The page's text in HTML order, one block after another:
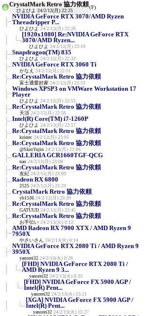
CrystalMark Retro 協力依頼
ひよひよ 24/2/12(月) 22:25
(F)
NVIDIA GeForce RTX 3070/AMD Ryzen
Threadripper P...
ひよひよ 24/2/12(月) 22:26
[1920x1080] Re:NVIDIA GeForce RTX
3070/AMD Ryzen...
ひよひよ 24/2/12(月) 23:19
Snapdragon(TM) 835
ひよひよ 24/2/12(月) 22:33
NVIDIA GeForce RTX 3060 Ti
かなえ 24/2/12(月) 22:51
Re:CrystalMark Retro 協力依頼
富士通愛好家 24/2/12(月) 22:53
Windows XPSP3 on VMWare Workstation 17
Player
ひよひよ 24/2/12(月) 22:55
Re:CrystalMark Retro 協力依頼
天頂 24/2/12(月) 22:56
Intel(R) Core(TM) i7-1260P
ひよひよ 24/2/12(月) 22:57
Re:CrystalMark Retro 協力依頼
koinec 24/2/12(月) 23:05
Re:CrystalMark Retro 協力依頼
@SkmYujin 24/2/12(月) 23:06
GALLERIA GCR1660TGF-QCG
nao 24/2/12(月) 23:08
Re:CrystalMark Retro 協力依頼
友紀 24/2/12(月) 23:09
Radeon RX 6800
2525 24/2/12(月) 23:29
CrystalMark Retro 協力依頼
yb1536 24/2/12(月) 23:39
Re:CrystalMark Retro 協力依頼
GATUUD 24/2/12(月) 23:45
Re:CrystalMark Retro 協力依頼
お手伝い 24/2/13(火) 0:12
AMD Radeon RX 7900 XTX / AMD Ryzen 9
7950X
やさいさん 24/2/13(火) 0:14
NVIDIA GeForce RTX 2080 Ti / AMD Ryzen 9
3950X
yanorei32 24/2/13(火) 0:28
[FHD] NVIDIA GeForce RTX 2080 Ti /
AMD Ryzen 9 3...
yanorei32 24/2/13(火) 0:33
[FHD] NVIDIA GeForce FX 5900 AGP /
Intel(R) Pent...
yanorei32 24/2/13(火) 15:21
[XGA] NVIDIA GeForce FX 5900 AGP /
Intel(R) Pent...
yanorei32 24/2/13(火) 15:27